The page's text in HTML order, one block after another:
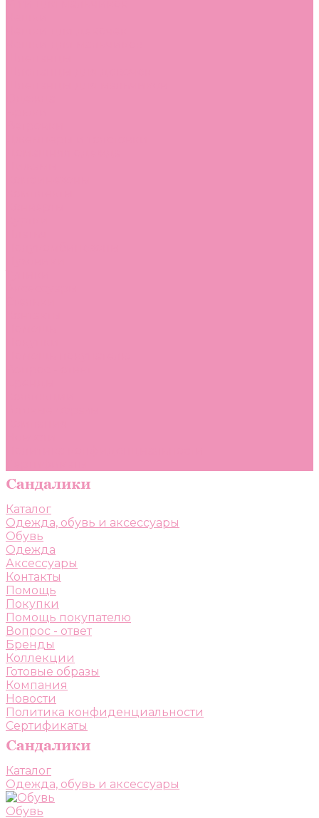
Каталог
Одежда, обувь и аксессуары
Обувь
Одежда
Аксессуары
Контакты
Помощь
Покупки
Помощь покупателю
Вопрос - ответ
Бренды
Коллекции
Готовые образы
Компания
Новости
Политика конфиденциальности
Сертификаты
Каталог
Одежда, обувь и аксессуары
Обувь